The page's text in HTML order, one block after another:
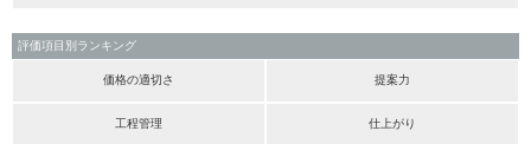
評価項目別ランキング
価格の適切さ 提案力
工程管理 仕上がり